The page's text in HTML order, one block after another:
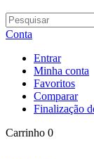
Conta
Entrar
Minha conta
Favoritos
Comparar
Finalização
Carrinho 0